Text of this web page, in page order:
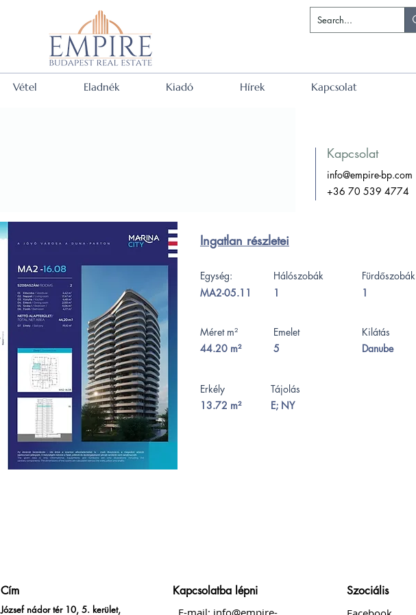
Vétel Eladnék Kiadó Hírek Kapcsolat
Kapcsolat
info@empire-bp.com
+36 70 539 4774
Ingatlan részletei
Egység:
MA2-05.11
Hálószobák
1
Fürdőszobák
1
Méret m²
44.20 m²
Emelet
5
Kilátás
Danube
Erkély
13.72 m²
Tájolás
E; NY
Cím
József nádor tér 10, 5. kerület,
Kapcsolatba lépni
E-mail: info@empire-
Szociális